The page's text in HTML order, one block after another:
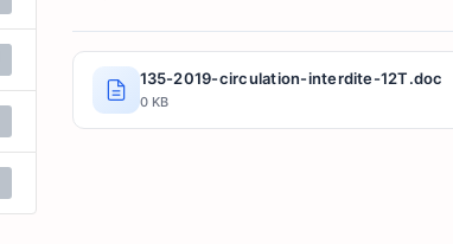
135-2019-circulation-interdite-12T.doc
0 KB